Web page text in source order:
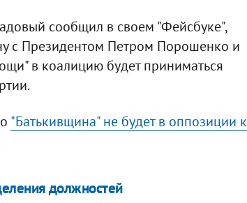
сообщил в своем "Фейсбуке",
с Президентом Петром Порошенко и
в коалицию будет приниматься
"Батькивщина" не будет в оппозиции к
должностей